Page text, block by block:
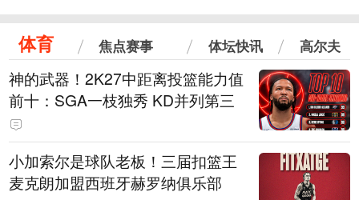
体育 焦点赛事 体坛快讯 高尔夫
神的武器！2K27中距离投篮能力值
前十：SGA一枝独秀 KD并列第三
小加索尔是球队老板！三届扣篮王
麦克朗加盟西班牙赫罗纳俱乐部